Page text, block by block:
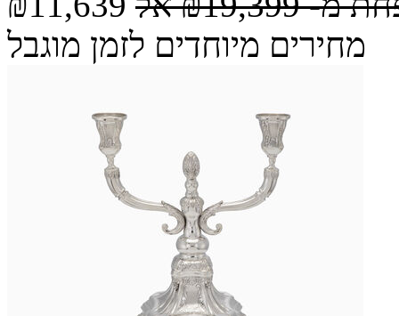
מחירים מיוחדים לזמן מוגבל